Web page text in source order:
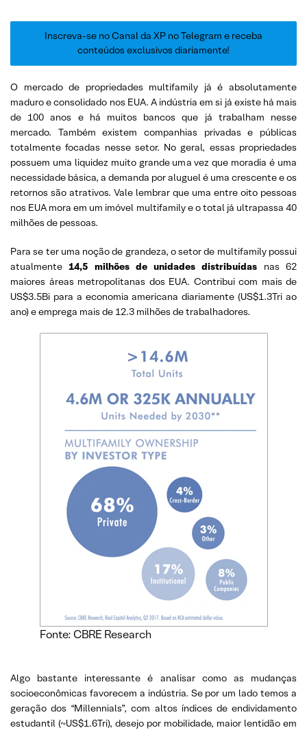
Inscreva-se no Canal da XP no Telegram e receba
conteúdos exclusivos diariamente!
O mercado de propriedades multifamily já é absolutamente
maduro e consolidado nos EUA. A indústria em si já existe há mais
de 100 anos e há muitos bancos que já trabalham nesse
mercado. Também existem companhias privadas e públicas
totalmente focadas nesse setor. No geral, essas propriedades
possuem uma liquidez muito grande uma vez que moradia é uma
necessidade básica, a demanda por aluguel é uma crescente e os
retornos são atrativos. Vale lembrar que uma entre oito pessoas
nos EUA mora em um imóvel multifamily e o total já ultrapassa 40
milhões de pessoas.
Para se ter uma noção de grandeza, o setor de multifamily possui
atualmente14,5 milhões de unidades distribuídas nas 62
maiores áreas metropolitanas dos EUA. Contribui com mais de
US$3.5Bi para a economia americana diariamente (US$1.3Tri ao
ano) e emprega mais de 12.3 milhões de trabalhadores.
Fonte: CBRE Research
Algo bastante interessante é analisar como as mudanças
socioeconômicas favorecem a indústria. Se por um lado temos a
geração dos “Millennials”, com altos índices de endividamento
estudantil (~US$1.6Tri), desejo por mobilidade, maior lentidão em